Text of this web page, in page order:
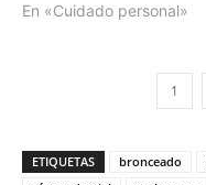
En «Cuidado personal»
1
ETIQUETAS bronceado